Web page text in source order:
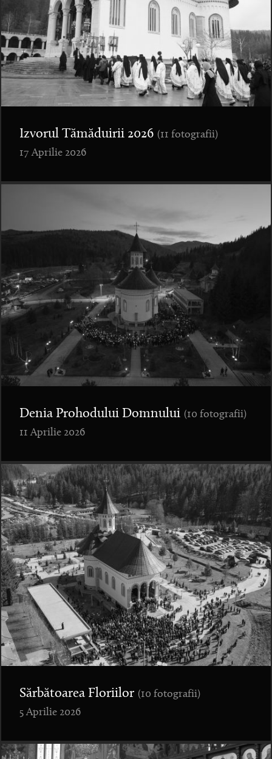
Izvorul Tămăduirii 2026 (11 fotografii)
17 Aprilie 2026
Denia Prohodului Domnului (10 fotografii)
11 Aprilie 2026
Sărbătoarea Floriilor (10 fotografii)
5 Aprilie 2026